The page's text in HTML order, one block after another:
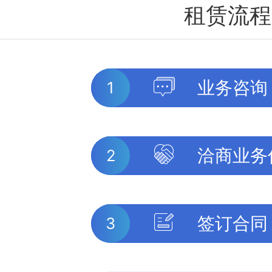
租赁流程
1 业务咨询
2 洽商业
3 签订合同